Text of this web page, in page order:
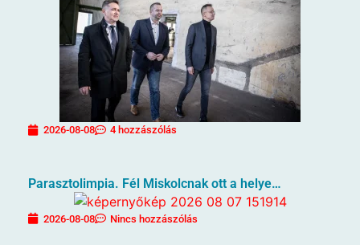
2026-08-08 4 hozzászólás
Parasztolimpia. Fél Miskolcnak ott a helye…
2026-08-08 Nincs hozzászólás